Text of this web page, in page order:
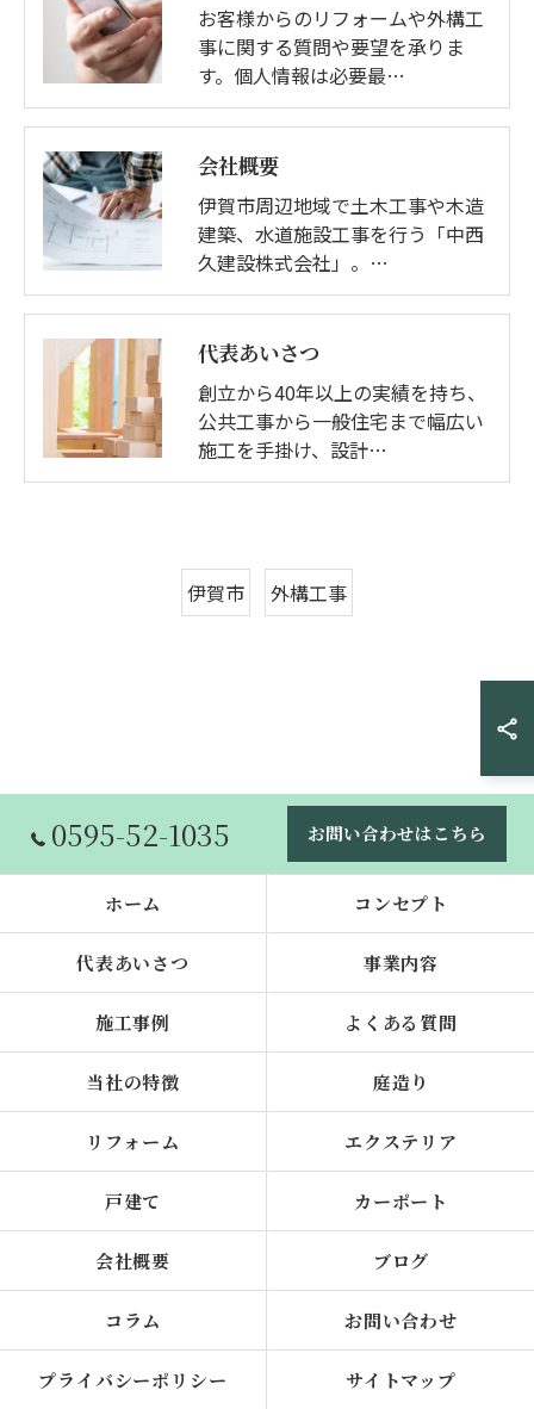
お客様からのリフォームや外構工
事に関する質問や要望を承りま
す。個人情報は必要最…
会社概要
伊賀市周辺地域で土木工事や木造
建築、水道施設工事を行う「中西
久建設株式会社」。…
代表あいさつ
創立から40年以上の実績を持ち、
公共工事から一般住宅まで幅広い
施工を手掛け、設計…
伊賀市 外構工事
0595-52-1035 お問い合わせはこちら
ホーム コンセプト
代表あいさつ 事業内容
施工事例 よくある質問
当社の特徴 庭造り
リフォーム エクステリア
戸建て カーポート
会社概要 ブログ
コラム お問い合わせ
プライバシーポリシー サイトマップ